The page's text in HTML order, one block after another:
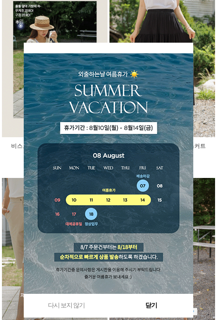
비스코스 인견 아이스 반팔 가디건
45,000원
걸을때마다 예쁜 말랑 밴딩 스커트
29,800원
다시 보지 않기 닫기